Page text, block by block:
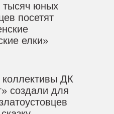
тысяч юных
посетят
елки»
коллективы ДК
создали для